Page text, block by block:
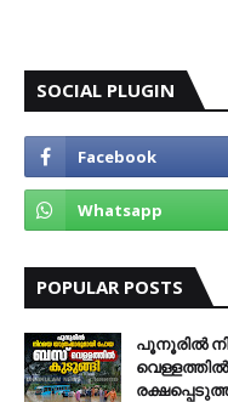
SOCIAL PLUGIN
POPULAR POSTS
പൂനൂരിൽ